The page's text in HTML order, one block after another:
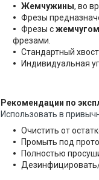
Жемчужины, во
Фрезы
Фрезы сжемчугом
фрезами.
Стандартный
Индивидуальная
Рекомендации по
Использовать в
Очистить от
Промыть под
Полностью